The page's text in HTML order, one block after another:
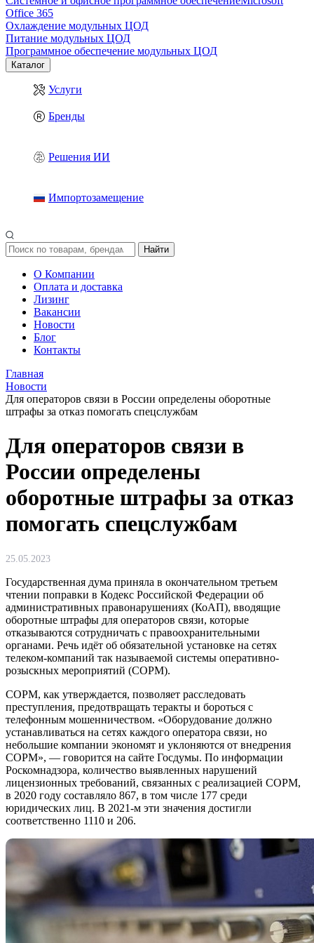
Office 365
Охлаждение модульных ЦОД
Питание модульных ЦОД
Программное обеспечение модульных ЦОД
Каталог
Услуги
Бренды
Решения ИИ
Импортозамещение
Найти
О Компании
Оплата и доставка
Лизинг
Вакансии
Новости
Блог
Контакты
Главная
Новости
Для операторов связи в России определены оборотные
штрафы за отказ помогать спецслужбам
Для операторов связи в
России определены
оборотные штрафы за отказ
помогать спецслужбам
25.05.2023
Государственная дума приняла в окончательном третьем
чтении поправки в Кодекс Российской Федерации об
административных правонарушениях (КоАП), вводящие
оборотные штрафы для операторов связи, которые
отказываются сотрудничать с правоохранительными
органами. Речь идёт об обязательной установке на сетях
телеком-компаний так называемой системы оперативно-
розыскных мероприятий (СОРМ).
СОРМ, как утверждается, позволяет расследовать
преступления, предотвращать теракты и бороться с
телефонным мошенничеством. «Оборудование должно
устанавливаться на сетях каждого оператора связи, но
небольшие компании экономят и уклоняются от внедрения
СОРМ», — говорится на сайте Госдумы. По информации
Роскомнадзора, количество выявленных нарушений
лицензионных требований, связанных с реализацией СОРМ,
в 2020 году составляло 867, в том числе 177 среди
юридических лиц. В 2021-м эти значения достигли
соответственно 1110 и 206.